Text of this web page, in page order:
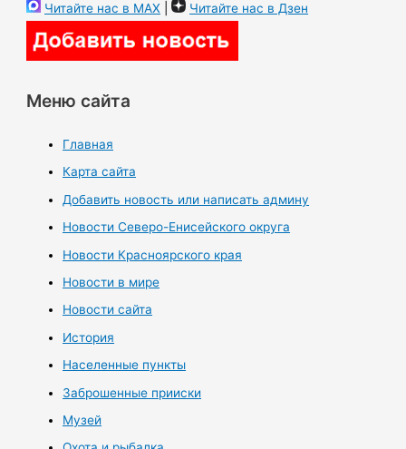
Читайте нас в MAX | Читайте нас в Дзен
Меню сайта
Главная
Карта сайта
Добавить новость или написать админу
Новости Северо-Енисейского округа
Новости Красноярского края
Новости в мире
Новости сайта
История
Населенные пункты
Заброшенные прииски
Музей